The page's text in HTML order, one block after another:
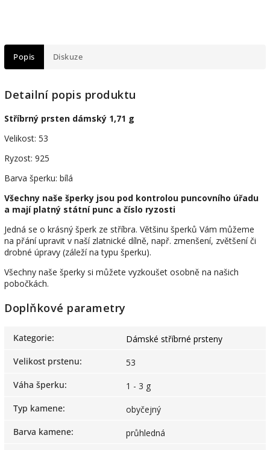
Popis Diskuze
Detailní popis produktu
Stříbrný prsten dámský 1,71 g
Velikost: 53
Ryzost: 925
Barva šperku: bílá
Všechny naše šperky jsou pod kontrolou puncovního úřadu
a mají platný státní punc a číslo ryzosti
Jedná se o krásný šperk ze stříbra. Většinu šperků Vám můžeme
na přání upravit v naší zlatnické dílně, např. zmenšení, zvětšení či
drobné úpravy (záleží na typu šperku).
Všechny naše šperky si můžete vyzkoušet osobně na našich
pobočkách.
Doplňkové parametry
Kategorie:
Dámské stříbrné prsteny
Velikost prstenu:
53
Váha šperku:
1 - 3 g
Typ kamene:
obyčejný
Barva kamene:
průhledná